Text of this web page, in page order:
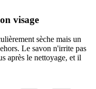
visage
sèche mais un
Le savon n'irrite pas
après le nettoyage, et il